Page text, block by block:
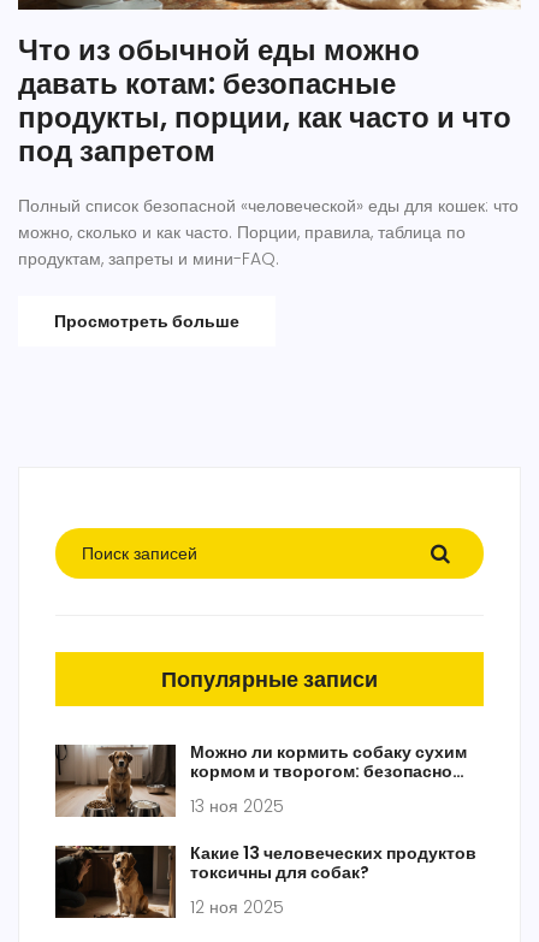
Что из обычной еды можно
давать котам: безопасные
продукты, порции, как часто и что
под запретом
Полный список безопасной «человеческой» еды для кошек: что
можно, сколько и как часто. Порции, правила, таблица по
продуктам, запреты и мини-FAQ.
Просмотреть больше
Популярные записи
Можно ли кормить собаку сухим
кормом и творогом: безопасно
13 ноя 2025
Какие 13 человеческих продуктов
токсичны для собак?
12 ноя 2025